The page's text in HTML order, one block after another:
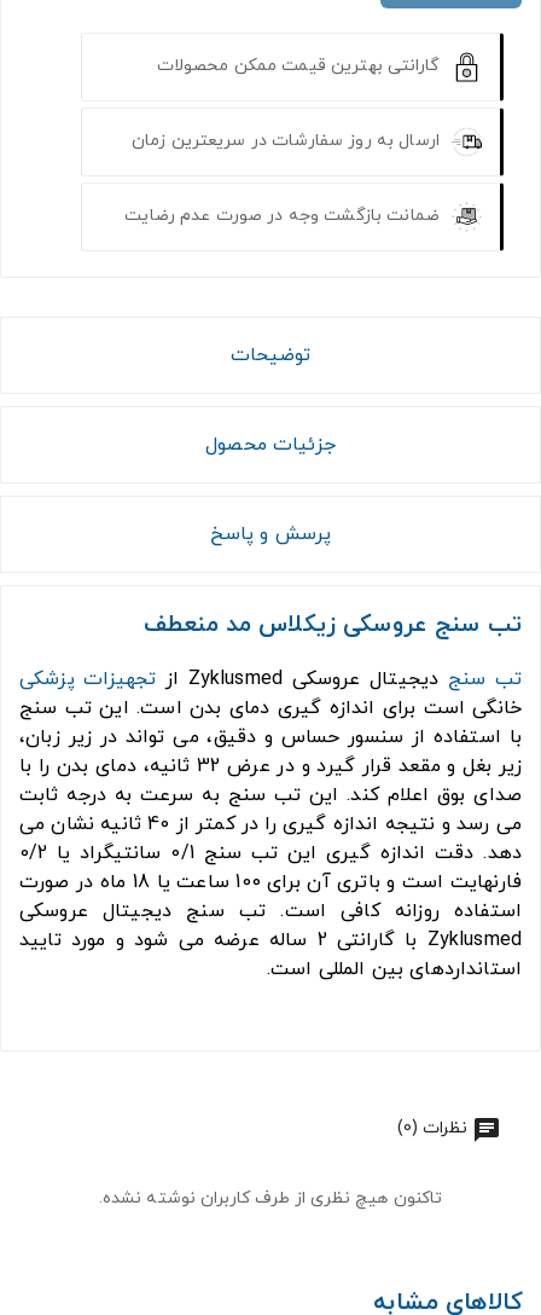
گارانتی بهترین قیمت ممکن محصولات
ارسال به روز سفارشات در سریعترین زمان
ضمانت بازگشت وجه در صورت عدم رضایت
توضیحات
جزئیات محصول
پرسش و پاسخ
تب سنج عروسکی زیکلاس مد منعطف
تب سنج دیجیتال عروسکی Zyklusmed از
تجهیزات پزشکی
خانگی است برای اندازه گیری دمای بدن است. این تب سنج
با استفاده از سنسور حساس و دقیق، می تواند در زیر زبان،
زیر بغل و مقعد قرار گیرد و در عرض 32 ثانیه، دمای بدن را با
صدای بوق اعلام کند. این تب سنج به سرعت به درجه ثابت
می رسد و نتیجه اندازه گیری را در کمتر از 40 ثانیه نشان می
دهد. دقت اندازه گیری این تب سنج 0/1 سانتیگراد یا 0/2
فارنهایت است و باتری آن برای 100 ساعت یا 18 ماه در صورت
استفاده روزانه کافی است. تب سنج دیجیتال عروسکی
Zyklusmed با گارانتی 2 ساله عرضه می شود و مورد تایید
استانداردهای بین المللی است.
نظرات (0)
تاکنون هیچ نظری از طرف کاربران نوشته نشده.
کالاهای مشابه